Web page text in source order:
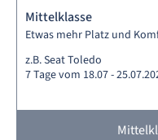
Mittelklasse
Etwas mehr Platz und
z.B. Seat Toledo
7 Tage vom 18.07 -